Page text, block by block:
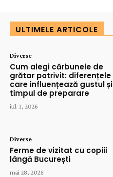
ULTIMELE ARTICOLE
Diverse
Cum alegi cărbunele de
grătar potrivit: diferențele
care influențează gustul și
timpul de preparare
iul. 1, 2026
Diverse
Ferme de vizitat cu copiii
lângă București
mai 28, 2026